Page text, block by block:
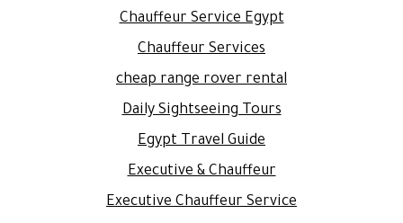
Chauffeur Service Egypt
Chauffeur Services
cheap range rover rental
Daily Sightseeing Tours
Egypt Travel Guide
Executive & Chauffeur
Executive Chauffeur Service